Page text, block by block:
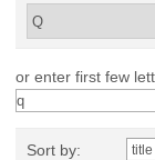
or enter first few
Sort by: